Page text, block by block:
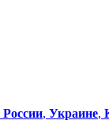
России, Украине,